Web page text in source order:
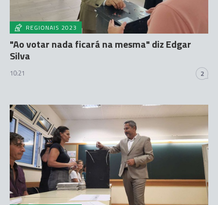
REGIONAIS 2023
"Ao votar nada ficará na mesma" diz Edgar
Silva
10:21 2